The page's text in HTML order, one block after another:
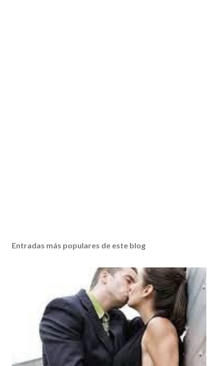
Entradas más populares de este blog